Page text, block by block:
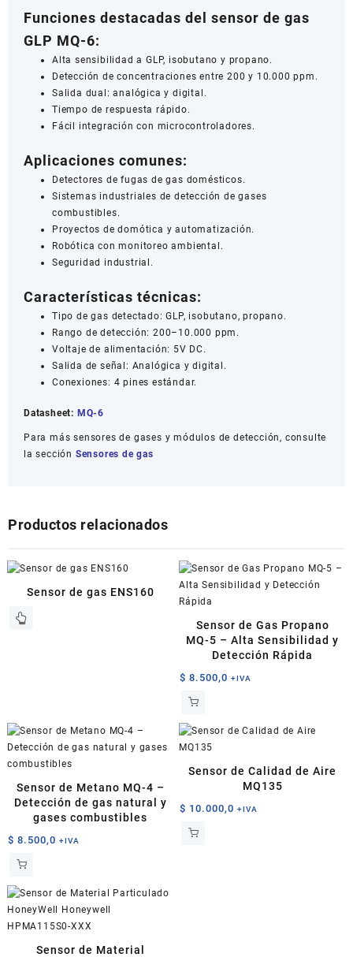
Funciones destacadas del sensor de gas
GLP MQ-6:
Alta sensibilidad a GLP, isobutano y propano.
Detección de concentraciones entre 200 y 10.000 ppm.
Salida dual: analógica y digital.
Tiempo de respuesta rápido.
Fácil integración con microcontroladores.
Aplicaciones comunes:
Detectores de fugas de gas domésticos.
Sistemas industriales de detección de gases
combustibles.
Proyectos de domótica y automatización.
Robótica con monitoreo ambiental.
Seguridad industrial.
Características técnicas:
Tipo de gas detectado: GLP, isobutano, propano.
Rango de detección: 200–10.000 ppm.
Voltaje de alimentación: 5V DC.
Salida de señal: Analógica y digital.
Conexiones: 4 pines estándar.
Datasheet: MQ-6
Para más sensores de gases y módulos de detección, consulte
la sección Sensores de gas
Productos relacionados
Sensor de gas ENS160
Sensor de Gas Propano
MQ-5 – Alta Sensibilidad y
Detección Rápida
$ 8.500,0 +IVA
Sensor de Metano MQ-4 –
Detección de gas natural y
gases combustibles
$ 8.500,0 +IVA
Sensor de Calidad de Aire
MQ135
$ 10.000,0 +IVA
Sensor de Material